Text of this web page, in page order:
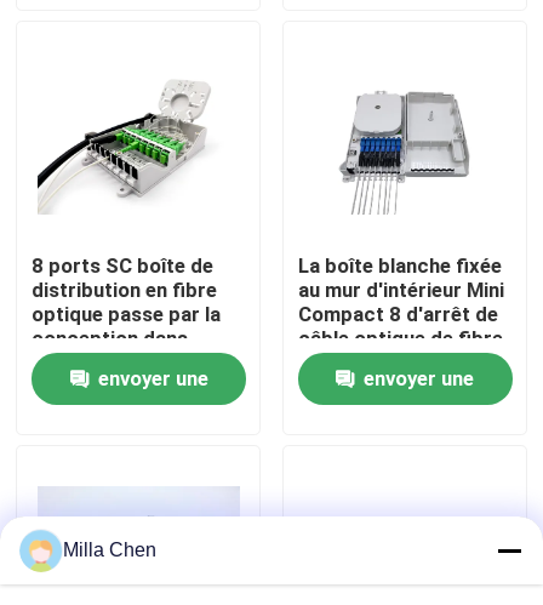
Visite d'usine
Contrôle de qualité
Contactez-nous
Nouvelles
Demandez une citation
Box en fibre optique Résiliation
8 ports SC boîte de
distribution en fibre
optique passe par la
conception dans
FTTH GPON CATV
envoyer une
La boîte blanche fixée
au mur d'intérieur Mini
Compact 8 d'arrêt de
câble optique de fibre
d'IP54 FTTH creuse
l'adaptateur de Sc
envoyer une
Milla Chen